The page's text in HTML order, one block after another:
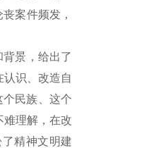
案件频发，
景，给出了
识、改造自
民族、这个
难理解，在改
精神文明建